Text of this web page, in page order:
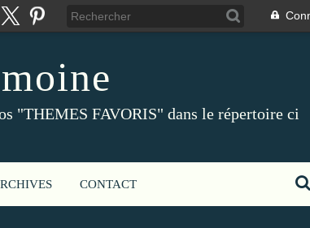
"THEMES FAVORIS" dans le répertoire ci
CONTACT